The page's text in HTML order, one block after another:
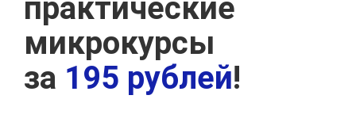
практические
микрокурсы
за 195 рублей!